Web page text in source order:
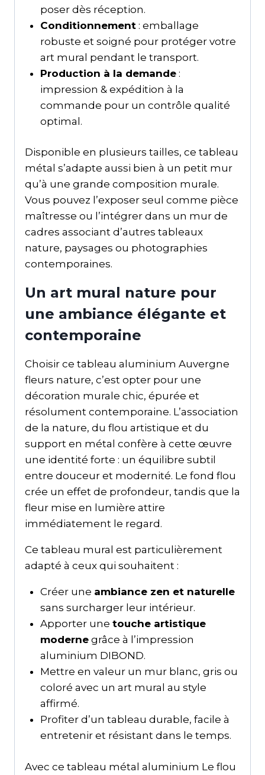
poser dès réception.
Conditionnement: emballage
robuste et soigné pour protéger votre
art mural pendant le transport.
Production à la demande:
impression & expédition à la
commande pour un contrôle qualité
optimal.
Disponible en plusieurs tailles, ce tableau
métal s’adapte aussi bien à un petit mur
qu’à une grande composition murale.
Vous pouvez l’exposer seul comme pièce
maîtresse ou l’intégrer dans un mur de
cadres associant d’autres tableaux
nature, paysages ou photographies
contemporaines.
Un art mural nature pour
une ambiance élégante et
contemporaine
Choisir ce tableau aluminium Auvergne
fleurs nature, c’est opter pour une
décoration murale chic, épurée et
résolument contemporaine. L’association
de la nature, du flou artistique et du
support en métal confère à cette œuvre
une identité forte : un équilibre subtil
entre douceur et modernité. Le fond flou
crée un effet de profondeur, tandis que la
fleur mise en lumière attire
immédiatement le regard.
Ce tableau mural est particulièrement
adapté à ceux qui souhaitent :
Créer une ambiance zen et naturelle
sans surcharger leur intérieur.
Apporter une touche artistique
modernegrâce à l’impression
aluminium DIBOND.
Mettre en valeur un mur blanc, gris ou
coloré avec un art mural au style
affirmé.
Profiter d’un tableau durable, facile à
entretenir et résistant dans le temps.
Avec ce tableau métal aluminium Le flou